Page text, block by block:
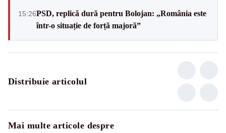
15:26PSD, replică dură pentru Bolojan: „România este
într-o situație de forță majoră”
Distribuie articolul
Mai multe articole despre